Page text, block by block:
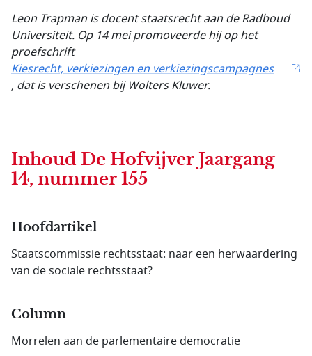
Leon Trapman is docent staatsrecht aan de Radboud
Universiteit. Op 14 mei promoveerde hij op het
proefschrift
Kiesrecht, verkiezingen en verkiezingscampagnes
, dat is verschenen bij Wolters Kluwer.
Inhoud De Hofvijver Jaargang
14, nummer 155
Hoofdartikel
Staatscommissie rechtsstaat: naar een herwaardering
van de sociale rechtsstaat?
Column
Morrelen aan de parlementaire democratie